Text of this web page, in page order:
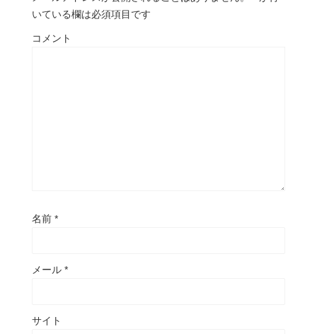
いている欄は必須項目です
コメント
名前 *
メール *
サイト